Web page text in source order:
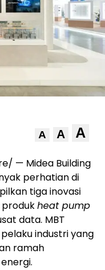
A A A
— Midea Building
perhatian di
tiga inovasi
produkheat pump
data. MBT
industri yang
ramah